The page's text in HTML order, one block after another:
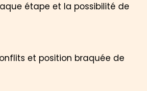
étape et la possibilité de
et position braquée de